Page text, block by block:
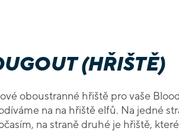
(HŘIŠTĚ)
oboustranné hřiště pro vaše
na na hřiště elfů. Na jedné
na straně druhé je hřiště,